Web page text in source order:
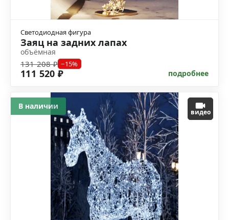
Светодиодная фигура
Заяц на задних лапах
объёмная
131 208 ₽ −15%
111 520 ₽ подробнее
видео
В наличии